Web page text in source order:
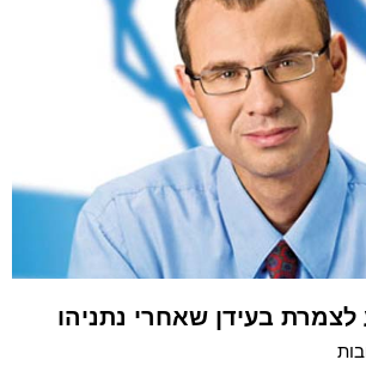
בעידן שאחרי נתניהו